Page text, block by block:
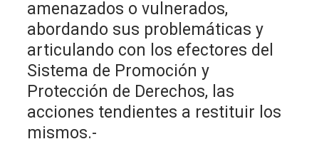
amenazados o vulnerados,
abordando sus problemáticas y
articulando con los efectores del
Sistema de Promoción y
Protección de Derechos, las
acciones tendientes a restituir los
mismos.-